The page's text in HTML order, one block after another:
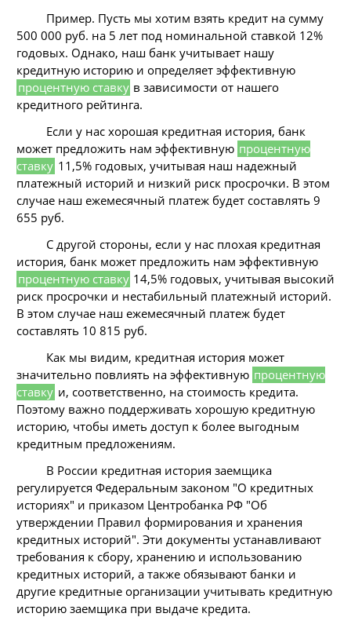
Пример. Пусть мы хотим взять кредит на сумму
500 000 руб. на 5 лет под номинальной ставкой 12%
годовых. Однако, наш банк учитывает нашу
кредитную историю и определяет эффективную
процентную ставку в зависимости от нашего
кредитного рейтинга.
Если у нас хорошая кредитная история, банк
может предложить нам эффективную процентную
ставку 11,5% годовых, учитывая наш надежный
платежный историй и низкий риск просрочки. В этом
случае наш ежемесячный платеж будет составлять 9
655 руб.
С другой стороны, если у нас плохая кредитная
история, банк может предложить нам эффективную
процентную ставку 14,5% годовых, учитывая высокий
риск просрочки и нестабильный платежный историй.
В этом случае наш ежемесячный платеж будет
составлять 10 815 руб.
Как мы видим, кредитная история может
значительно повлиять на эффективную процентную
ставку и, соответственно, на стоимость кредита.
Поэтому важно поддерживать хорошую кредитную
историю, чтобы иметь доступ к более выгодным
кредитным предложениям.
В России кредитная история заемщика
регулируется Федеральным законом "О кредитных
историях" и приказом Центробанка РФ "Об
утверждении Правил формирования и хранения
кредитных историй". Эти документы устанавливают
требования к сбору, хранению и использованию
кредитных историй, а также обязывают банки и
другие кредитные организации учитывать кредитную
историю заемщика при выдаче кредита.